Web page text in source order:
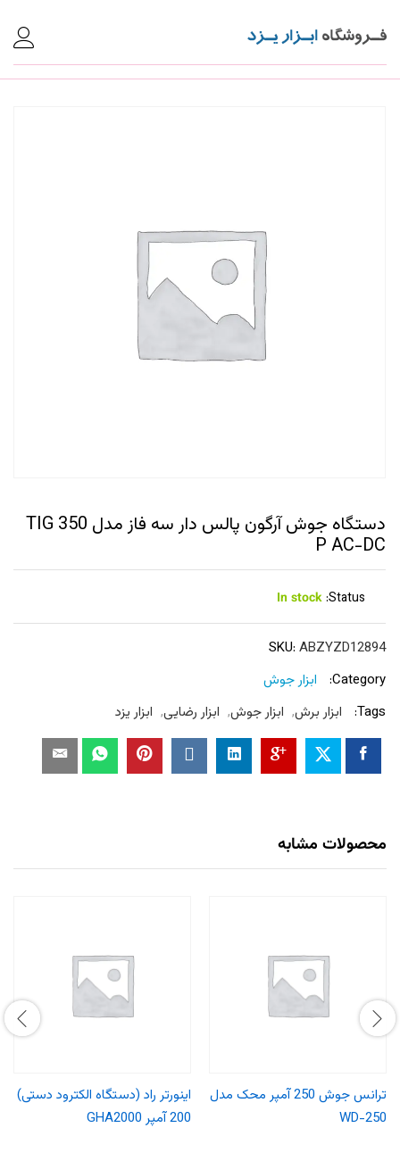
دستگاه جوش آرگون پالس دار سه فاز مدل TIG 350
P AC-DC
Status:
In stock
SKU: ABZYZD12894
Category:
ابزار جوش
Tags:
ابزار برش, ابزار جوش, ابزار رضایی, ابزار یزد
محصولات مشابه
ترانس جوش 250 آمپر محک مدل
WD-250
اینورتر راد (دستگاه الکترود دستی)
200 آمپر GHA2000